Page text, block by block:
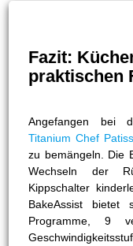
Fazit:
praktischen
Angefangen bei
Titanium Chef
zu bemängeln. Die
Wechseln der
Kippschalter
BakeAssist bietet
Programme, 9